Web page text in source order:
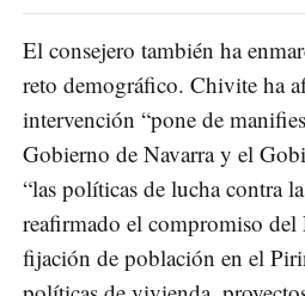
El consejero también ha
reto demográfico. Chivite ha
intervención “pone de
Gobierno de Navarra y el
“las políticas de lucha contra
reafirmado el compromiso
fijación de población en el